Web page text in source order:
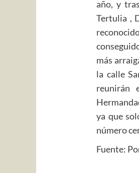
año, y
Tertulia ,
más
la calle
reunirán
ya que
número
Fuente: